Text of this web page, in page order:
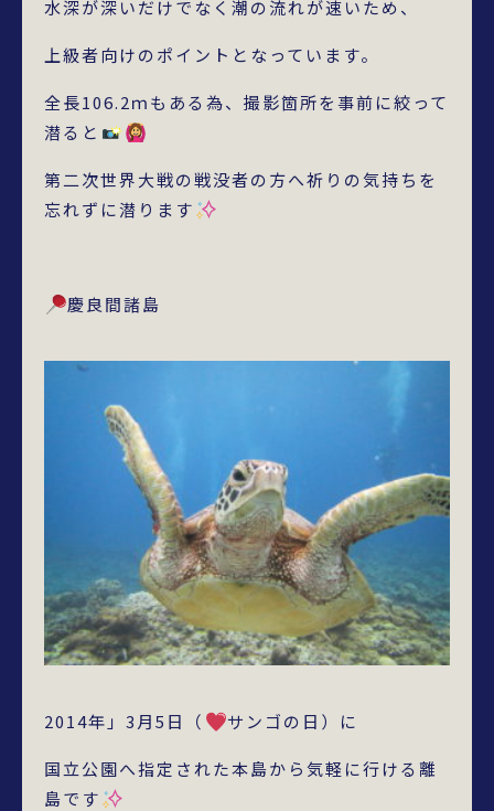
水深が深いだけでなく潮の流れが速いため、
上級者向けのポイントとなっています。
全長106.2ｍもある為、撮影箇所を事前に絞って
潜ると
第二次世界大戦の戦没者の方へ祈りの気持ちを
忘れずに潜ります
慶良間諸島
2014年」3月5日（ サンゴの日）に
国立公園へ指定された本島から気軽に行ける離
島です